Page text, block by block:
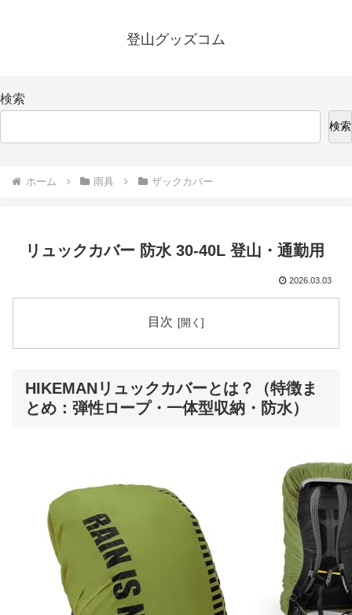
登山グッズコム
検索
検索
ホーム 雨具 ザックカバー
リュックカバー 防水 30-40L 登山・通勤用
2026.03.03
目次
HIKEMANリュックカバーとは？（特徴ま
とめ：弾性ロープ・一体型収納・防水）